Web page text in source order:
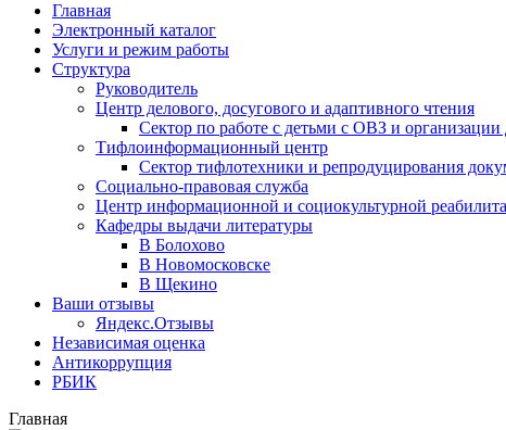
Главная
Электронный каталог
Услуги и режим работы
Структура
Руководитель
Центр делового, досугового и адаптивного чтения
Сектор по работе с детьми с ОВЗ и организации
Тифлоинформационный центр
Сектор тифлотехники и репродуцирования
Социально-правовая служба
Центр информационной и социокультурной
Кафедры выдачи литературы
В Болохово
В Новомосковске
В Щекино
Ваши отзывы
Яндекс.Отзывы
Независимая оценка
Антикоррупция
РБИК
Главная